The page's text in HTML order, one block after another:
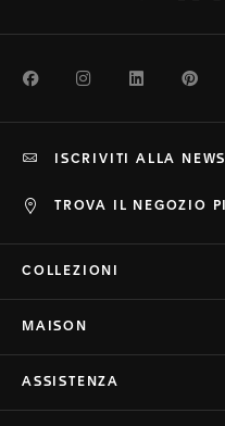
FacebookInstagramLinkedIn
TROVA IL NEGOZIO
ISCRIVITI ALLA
COLLEZIONI
MAISON
ASSISTENZA